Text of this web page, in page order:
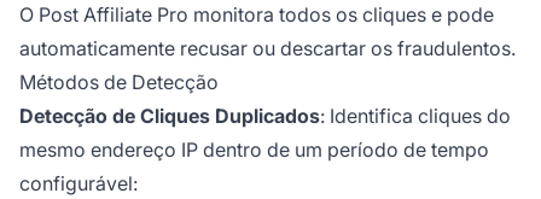
O Post Affiliate Pro monitora todos os cliques e pode
automaticamente recusar ou descartar os fraudulentos.
Métodos de Detecção
Detecção de Cliques Duplicados: Identifica cliques do
mesmo endereço IP dentro de um período de tempo
configurável: